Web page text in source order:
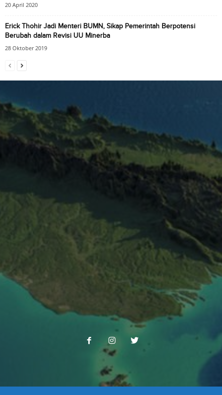
20 April 2020
Erick Thohir Jadi Menteri BUMN, Sikap Pemerintah Berpotensi
Berubah dalam Revisi UU Minerba
28 Oktober 2019